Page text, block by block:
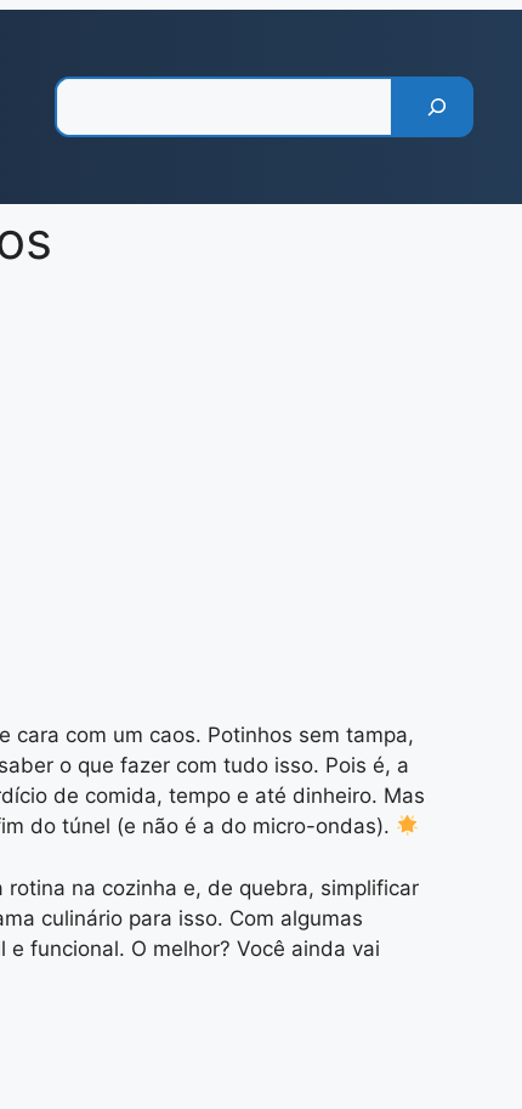
cara com um caos. Potinhos sem tampa,
o que fazer com tudo isso. Pois é, a
de comida, tempo e até dinheiro. Mas
do túnel (e não é a do micro-ondas).
na cozinha e, de quebra, simplificar
culinário para isso. Com algumas
funcional. O melhor? Você ainda vai